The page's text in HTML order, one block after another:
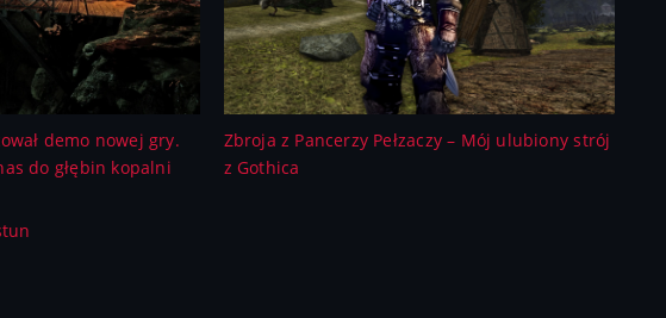
demo nowej gry.
do głębin kopalni
Zbroja z Pancerzy Pełzaczy – Mój ulubiony strój
z Gothica